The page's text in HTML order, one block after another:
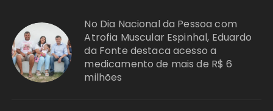
No Dia Nacional da Pessoa com
Atrofia Muscular Espinhal, Eduardo
da Fonte destaca acesso a
medicamento de mais de R$ 6
milhões